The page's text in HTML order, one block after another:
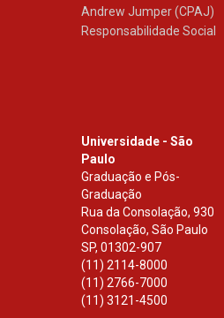
Andrew Jumper (CPAJ)
Responsabilidade Social
Universidade - São
Paulo
Graduação e Pós-
Graduação
Rua da Consolação, 930
Consolação, São Paulo
SP, 01302-907
(11) 2114-8000
(11) 2766-7000
(11) 3121-4500